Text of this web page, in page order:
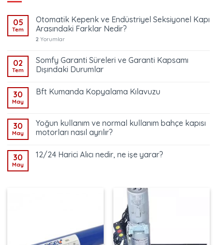
05
Tem
Otomatik Kepenk ve Endüstriyel Seksiyonel Kapı
Arasındaki Farklar Nedir?
2 Yorumlar
02
Tem
Somfy Garanti Süreleri ve Garanti Kapsamı
Dışındaki Durumlar
30
May
Bft Kumanda Kopyalama Kılavuzu
30
May
Yoğun kullanım ve normal kullanım bahçe kapısı
motorları nasıl ayrılır?
30
May
12/24 Harici Alıcı nedir, ne işe yarar?